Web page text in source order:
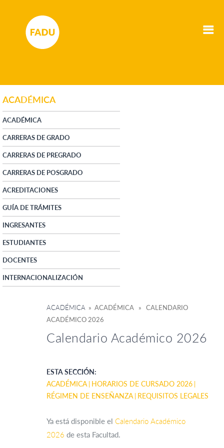
ACADÉMICA
ACADÉMICA
CARRERAS DE GRADO
CARRERAS DE PREGRADO
CARRERAS DE POSGRADO
ACREDITACIONES
GUÍA DE TRÁMITES
INGRESANTES
ESTUDIANTES
DOCENTES
INTERNACIONALIZACIÓN
ACADÉMICA » ACADÉMICA » CALENDARIO
ACADÉMICO 2026
Calendario Académico 2026
ESTA SECCIÓN:
ACADÉMICA HORARIOS DE CURSADO 2026
RÉGIMEN DE ENSEÑANZA REQUISITOS LEGALES
Ya está disponible el Calendario Académico
2026 de esta Facultad.